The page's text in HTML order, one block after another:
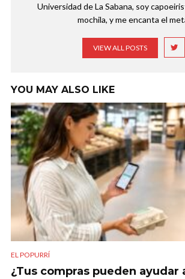
Universidad de La Sabana, soy
mochila, y me encanta el
VIEW ALL POSTS
YOU MAY ALSO LIKE
EL POPURRÍ
¿Tus compras pueden ayudar